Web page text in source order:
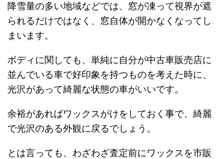
降雪量の多い地域などでは、窓が凍って視界が遮
られるだけではなく、窓自体が開かなくなってし
まいます。
ボディに関しても、単純に自分が中古車販売店に
並んでいる車で好印象を持つものを考えた時に、
光沢があって綺麗な状態の車がいいです。
余裕があればワックスがけをしておく事で、綺麗
で光沢のある外観に戻るでしょう。
とは言っても、わざわざ査定前にワックスを市販